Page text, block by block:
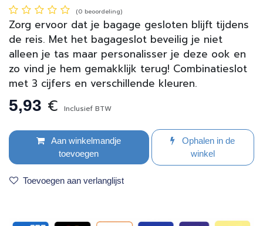
(0 beoordeling)
Zorg ervoor dat je bagage gesloten blijft tijdens
de reis. Met het bagageslot beveilig je niet
alleen je tas maar personalisser je deze ook en
zo vind je hem gemakklijk terug! Combinatieslot
met 3 cijfers en verschillende kleuren.
5,93 € Inclusief BTW
Aan winkelmandje
toevoegen
Ophalen in de
winkel
Toevoegen aan verlanglijst